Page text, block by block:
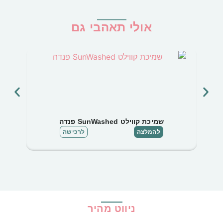
אולי תאהבי גם
שמיכת קווילט SunWashed פנדה
להמלצה לרכישה
ניווט מהיר